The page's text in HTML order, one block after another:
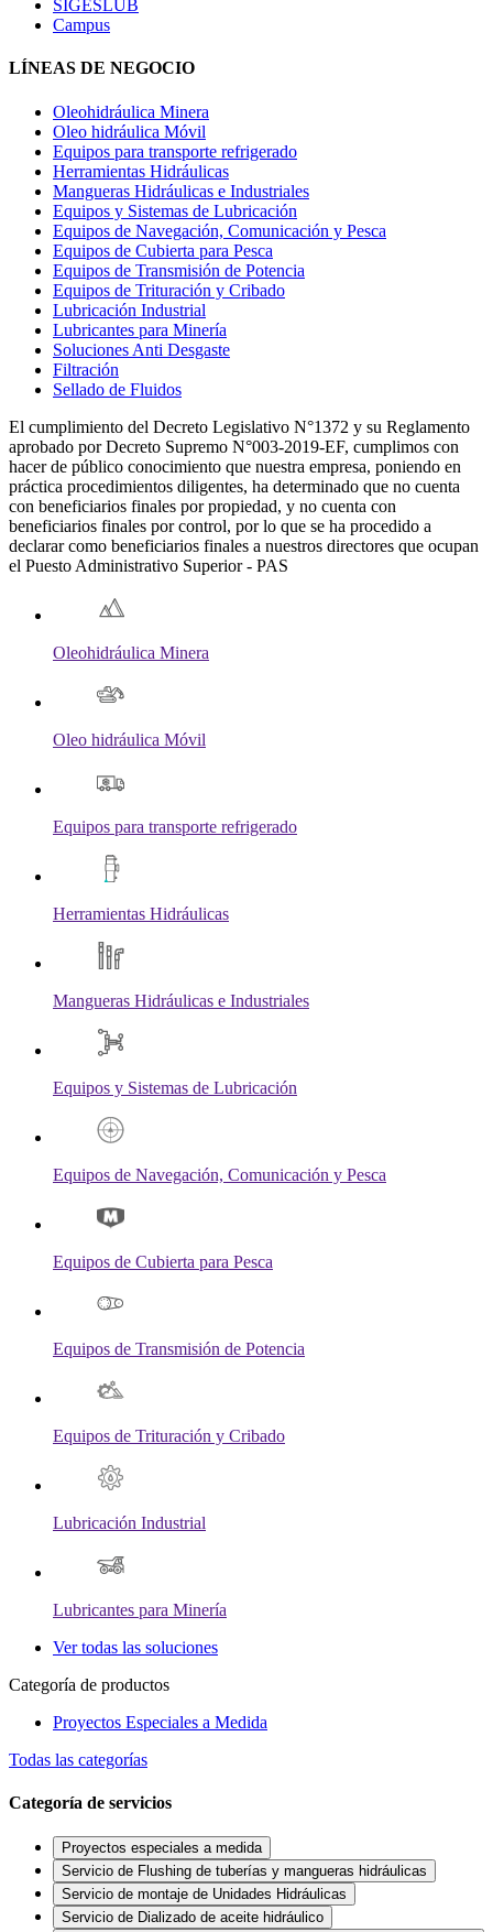
SIGESLUB
Campus
LÍNEAS DE NEGOCIO
Oleohidráulica Minera
Oleo hidráulica Móvil
Equipos para transporte refrigerado
Herramientas Hidráulicas
Mangueras Hidráulicas e Industriales
Equipos y Sistemas de Lubricación
Equipos de Navegación, Comunicación y Pesca
Equipos de Cubierta para Pesca
Equipos de Transmisión de Potencia
Equipos de Trituración y Cribado
Lubricación Industrial
Lubricantes para Minería
Soluciones Anti Desgaste
Filtración
Sellado de Fluidos
El cumplimiento del Decreto Legislativo N°1372 y su Reglamento
aprobado por Decreto Supremo N°003-2019-EF, cumplimos con
hacer de público conocimiento que nuestra empresa, poniendo en
práctica procedimientos diligentes, ha determinado que no cuenta
con beneficiarios finales por propiedad, y no cuenta con
beneficiarios finales por control, por lo que se ha procedido a
declarar como beneficiarios finales a nuestros directores que ocupan
el Puesto Administrativo Superior - PAS
Oleohidráulica Minera
Oleo hidráulica Móvil
Equipos para transporte refrigerado
Herramientas Hidráulicas
Mangueras Hidráulicas e Industriales
Equipos y Sistemas de Lubricación
Equipos de Navegación, Comunicación y Pesca
Equipos de Cubierta para Pesca
Equipos de Transmisión de Potencia
Equipos de Trituración y Cribado
Lubricación Industrial
Lubricantes para Minería
Ver todas las soluciones
Categoría de productos
Proyectos Especiales a Medida
Todas las categorías
Categoría de servicios
Proyectos especiales a medida
Servicio de Flushing de tuberías y mangueras hidráulicas
Servicio de montaje de Unidades Hidráulicas
Servicio de Dializado de aceite hidráulico